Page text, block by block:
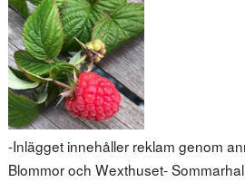
-Inlägget innehåller reklam genom
Blommor och Wexthuset-